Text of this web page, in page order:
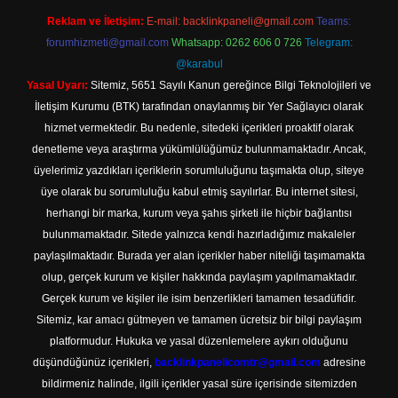
Reklam ve İletişim: E-mail: backlinkpaneli@gmail.com Teams:
forumhizmeti@gmail.com Whatsapp: 0262 606 0 726 Telegram:
@karabul
Yasal Uyarı: Sitemiz, 5651 Sayılı Kanun gereğince Bilgi Teknolojileri ve
İletişim Kurumu (BTK) tarafından onaylanmış bir Yer Sağlayıcı olarak
hizmet vermektedir. Bu nedenle, sitedeki içerikleri proaktif olarak
denetleme veya araştırma yükümlülüğümüz bulunmamaktadır. Ancak,
üyelerimiz yazdıkları içeriklerin sorumluluğunu taşımakta olup, siteye
üye olarak bu sorumluluğu kabul etmiş sayılırlar. Bu internet sitesi,
herhangi bir marka, kurum veya şahıs şirketi ile hiçbir bağlantısı
bulunmamaktadır. Sitede yalnızca kendi hazırladığımız makaleler
paylaşılmaktadır. Burada yer alan içerikler haber niteliği taşımamakta
olup, gerçek kurum ve kişiler hakkında paylaşım yapılmamaktadır.
Gerçek kurum ve kişiler ile isim benzerlikleri tamamen tesadüfidir.
Sitemiz, kar amacı gütmeyen ve tamamen ücretsiz bir bilgi paylaşım
platformudur. Hukuka ve yasal düzenlemelere aykırı olduğunu
düşündüğünüz içerikleri, backlinkpanelicomtr@gmail.com adresine
bildirmeniz halinde, ilgili içerikler yasal süre içerisinde sitemizden